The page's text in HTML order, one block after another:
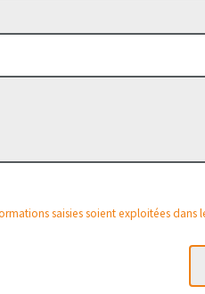
saisies soient exploitées